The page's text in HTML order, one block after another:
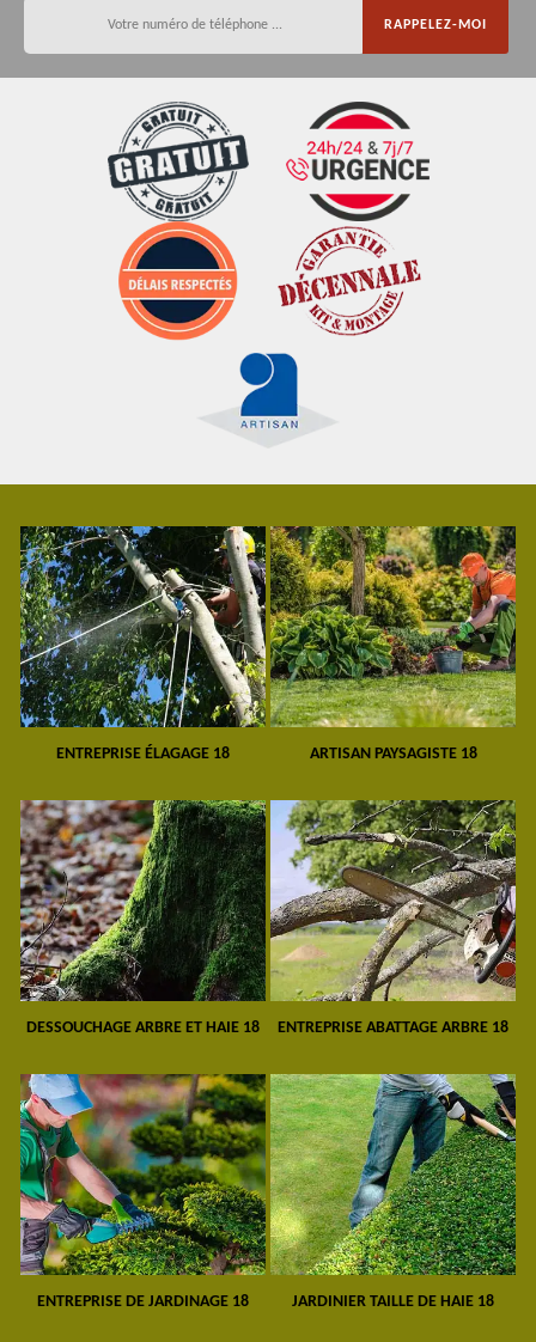
ENTREPRISE ÉLAGAGE 18 ARTISAN PAYSAGISTE 18
DESSOUCHAGE ARBRE ET HAIE 18 ENTREPRISE ABATTAGE ARBRE 18
ENTREPRISE DE JARDINAGE 18 JARDINIER TAILLE DE HAIE 18